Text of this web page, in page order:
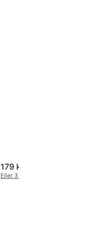
179 kr.
Eller 3 betalinger af 60 kr.